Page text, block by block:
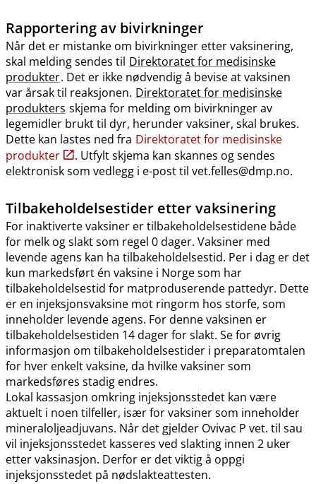
Rapportering av bivirkninger
Når det er mistanke om bivirkninger etter vaksinering,
skal melding sendes til Direktoratet for medisinske
produkter. Det er ikke nødvendig å bevise at vaksinen
var årsak til reaksjonen. Direktoratet for medisinske
produkters skjema for melding om bivirkninger av
legemidler brukt til dyr, herunder vaksiner, skal brukes.
Dette kan lastes ned fra Direktoratet for medisinske
produkter
. Utfylt skjema kan skannes og sendes
elektronisk som vedlegg i e-post til vet.felles@dmp.no.
Tilbakeholdelsestider etter vaksinering
For inaktiverte vaksiner er tilbakeholdelsestidene både
for melk og slakt som regel 0 dager. Vaksiner med
levende agens kan ha tilbakeholdelsestid. Per i dag er det
kun markedsført én vaksine i Norge som har
tilbakeholdelsestid for matproduserende pattedyr. Dette
er en injeksjonsvaksine mot ringorm hos storfe, som
inneholder levende agens. For denne vaksinen er
tilbakeholdelsestiden 14 dager for slakt. Se for øvrig
informasjon om tilbakeholdelsestider i preparatomtalen
for hver enkelt vaksine, da hvilke vaksiner som
markedsføres stadig endres.
Lokal kassasjon omkring injeksjonsstedet kan være
aktuelt i noen tilfeller, især for vaksiner som inneholder
mineraloljeadjuvans. Når det gjelder Ovivac P vet. til sau
vil injeksjonsstedet kasseres ved slakting innen 2 uker
etter vaksinasjon. Derfor er det viktig å oppgi
injeksjonsstedet på nødslakteattesten.